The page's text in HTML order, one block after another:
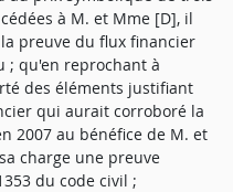
à M. et Mme [D], il
preuve du flux financier
; qu'en reprochant à
des éléments justifiant
qui aurait corroboré la
2007 au bénéfice de M. et
charge une preuve
du code civil ;